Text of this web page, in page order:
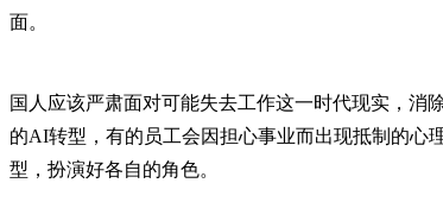
面。
国人应该严肃面对可能失去工作这一时代现实，消
的AI转型，有的员工会因担心事业而出现抵制的心
型，扮演好各自的角色。